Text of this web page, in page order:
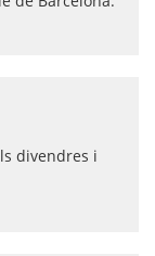
divendres i